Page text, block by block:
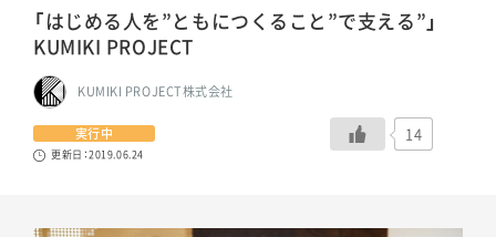
「はじめる人を”ともにつくること”で支える”」
KUMIKI PROJECT
KUMIKI PROJECT株式会社
実行中
更新日：2019.06.24
14